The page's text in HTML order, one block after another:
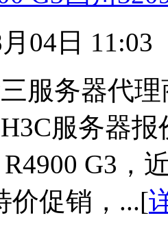
04日 11:03
服务器代
服务器
G3，
价促销，...[